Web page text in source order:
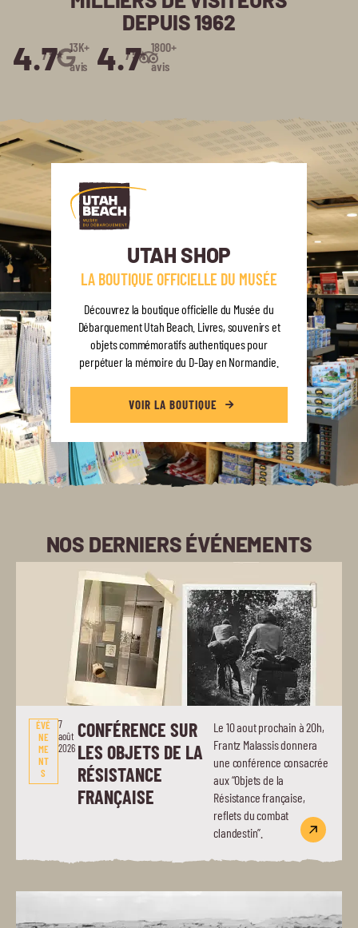
DEPUIS 1962
4.7
/5⭑ 13K+
avis
4.7
/5⭑ 1800+
avis
UTAH SHOP
LA BOUTIQUE OFFICIELLE DU MUSÉE
Découvrez la boutique officielle du Musée du
Débarquement Utah Beach. Livres, souvenirs et
objets commémoratifs authentiques pour
perpétuer la mémoire du D-Day en Normandie.
VOIR LA BOUTIQUE
NOS DERNIERS ÉVÉNEMENTS
ÉVÉ
NE
ME
NT
S
7
août
2026
CONFÉRENCE SUR
LES OBJETS DE LA
RÉSISTANCE
FRANÇAISE
Le 10 aout prochain à 20h,
Frantz Malassis donnera
une conférence consacrée
aux “Objets de la
Résistance française,
reflets du combat
clandestin”.